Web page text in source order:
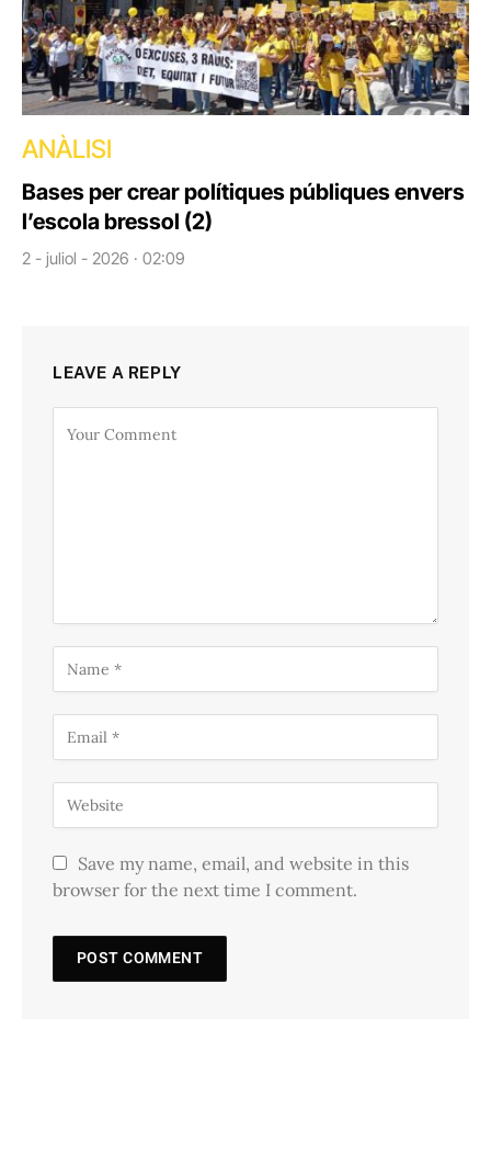
ANÀLISI
Bases per crear polítiques públiques envers
l’escola bressol (2)
2 - juliol - 2026 · 02:09
LEAVE A REPLY
Save my name, email, and website in this
browser for the next time I comment.